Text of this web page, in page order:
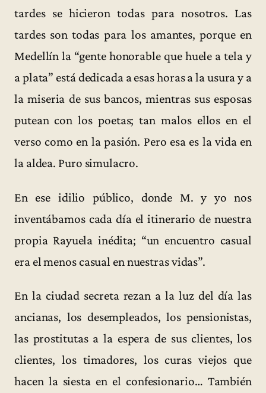
tardes se hicieron todas para nosotros. Las
tardes son todas para los amantes, porque en
Medellín la “gente honorable que huele a tela y
a plata” está dedicada a esas horas a la usura y a
la miseria de sus bancos, mientras sus esposas
putean con los poetas; tan malos ellos en el
verso como en la pasión. Pero esa es la vida en
la aldea. Puro simulacro.
En ese idilio público, donde M. y yo nos
inventábamos cada día el itinerario de nuestra
propia Rayuela inédita; “un encuentro casual
era el menos casual en nuestras vidas”.
En la ciudad secreta rezan a la luz del día las
ancianas, los desempleados, los pensionistas,
las prostitutas a la espera de sus clientes, los
clientes, los timadores, los curas viejos que
hacen la siesta en el confesionario… También